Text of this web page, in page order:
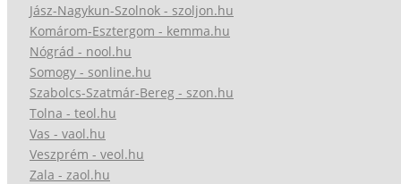
Jász-Nagykun-Szolnok - szoljon.hu
Komárom-Esztergom - kemma.hu
Nógrád - nool.hu
Somogy - sonline.hu
Szabolcs-Szatmár-Bereg - szon.hu
Tolna - teol.hu
Vas - vaol.hu
Veszprém - veol.hu
Zala - zaol.hu